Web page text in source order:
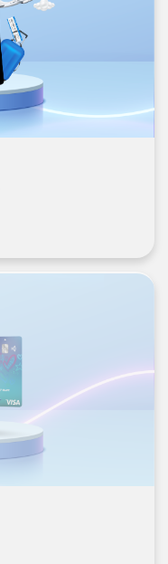
BVBank Visa Ms.
BVBank JCB Cheer
BVBank JCB